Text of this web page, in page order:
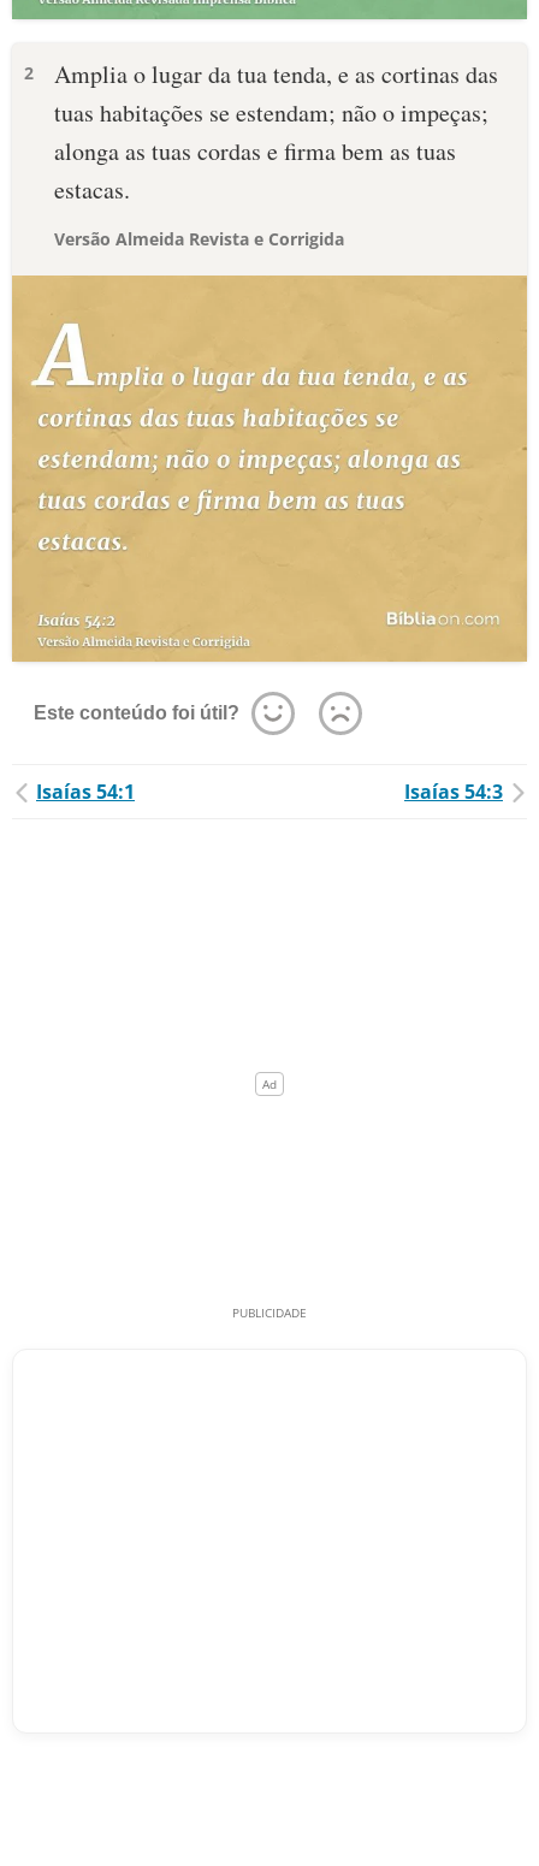
2
Amplia o lugar da tua tenda, e as cortinas das
tuas habitações se estendam; não o impeças;
alonga as tuas cordas e firma bem as tuas
estacas.
Versão Almeida Revista e Corrigida
Este conteúdo foi útil?
Isaías 54:1 Isaías 54:3